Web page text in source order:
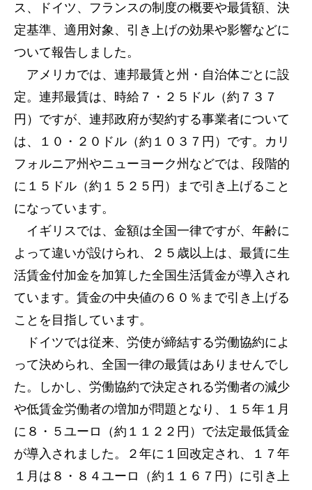
ス、ドイツ、フランスの制度の概要や最賃額、決
定基準、適用対象、引き上げの効果や影響などに
ついて報告しました。
アメリカでは、連邦最賃と州・自治体ごとに設
定。連邦最賃は、時給７・２５ドル（約７３７
円）ですが、連邦政府が契約する事業者について
は、１０・２０ドル（約１０３７円）です。カリ
フォルニア州やニューヨーク州などでは、段階的
に１５ドル（約１５２５円）まで引き上げること
になっています。
イギリスでは、金額は全国一律ですが、年齢に
よって違いが設けられ、２５歳以上は、最賃に生
活賃金付加金を加算した全国生活賃金が導入され
ています。賃金の中央値の６０％まで引き上げる
ことを目指しています。
ドイツでは従来、労使が締結する労働協約によ
って決められ、全国一律の最賃はありませんでし
た。しかし、労働協約で決定される労働者の減少
や低賃金労働者の増加が問題となり、１５年１月
に８・５ユーロ（約１１２２円）で法定最低賃金
が導入されました。２年に１回改定され、１７年
１月は８・８４ユーロ（約１１６７円）に引き上